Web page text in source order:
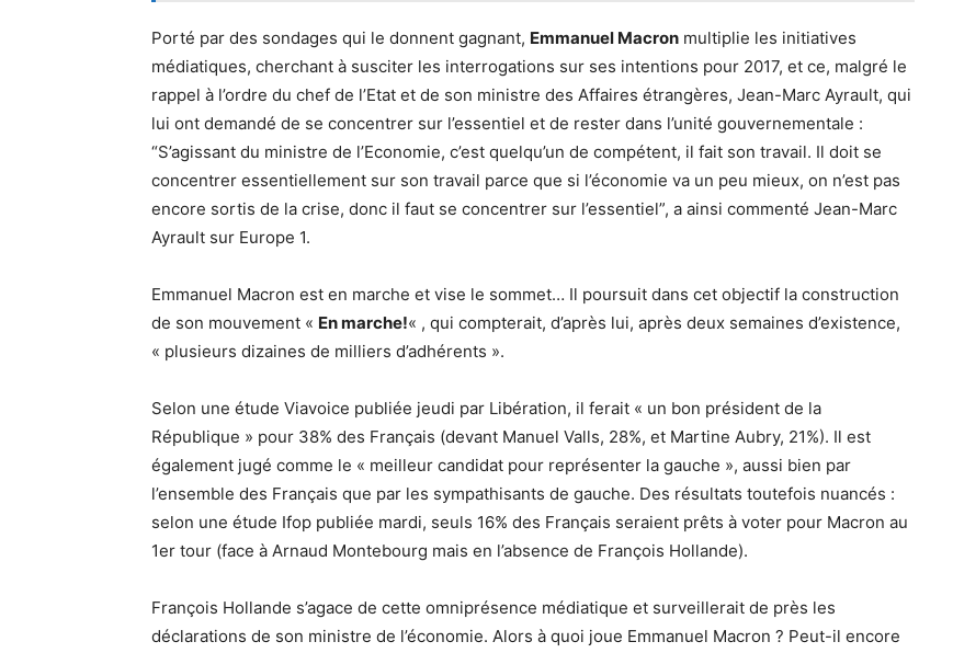
Porté par des sondages qui le donnent gagnant, Emmanuel Macron multiplie les initiatives
médiatiques, cherchant à susciter les interrogations sur ses intentions pour 2017, et ce, malgré le
rappel à l’ordre du chef de l’Etat et de son ministre des Affaires étrangères, Jean-Marc Ayrault, qui
lui ont demandé de se concentrer sur l’essentiel et de rester dans l’unité gouvernementale :
“S’agissant du ministre de l’Economie, c’est quelqu’un de compétent, il fait son travail. Il doit se
concentrer essentiellement sur son travail parce que si l’économie va un peu mieux, on n’est pas
encore sortis de la crise, donc il faut se concentrer sur l’essentiel”, a ainsi commenté Jean-Marc
Ayrault sur Europe 1.
Emmanuel Macron est en marche et vise le sommet… Il poursuit dans cet objectif la construction
de son mouvement « En marche!« , qui compterait, d’après lui, après deux semaines d’existence,
« plusieurs dizaines de milliers d’adhérents ».
Selon une étude Viavoice publiée jeudi par Libération, il ferait « un bon président de la
République » pour 38% des Français (devant Manuel Valls, 28%, et Martine Aubry, 21%). Il est
également jugé comme le « meilleur candidat pour représenter la gauche », aussi bien par
l’ensemble des Français que par les sympathisants de gauche. Des résultats toutefois nuancés :
selon une étude Ifop publiée mardi, seuls 16% des Français seraient prêts à voter pour Macron au
1er tour (face à Arnaud Montebourg mais en l’absence de François Hollande).
François Hollande s’agace de cette omniprésence médiatique et surveillerait de près les
déclarations de son ministre de l’économie. Alors à quoi joue Emmanuel Macron ? Peut-il encore